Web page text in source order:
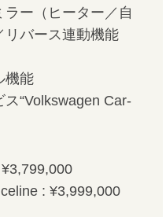
ー（ヒーター／自
リバース連動機能
機能
“Volkswagen Car-
: ¥3,999,000